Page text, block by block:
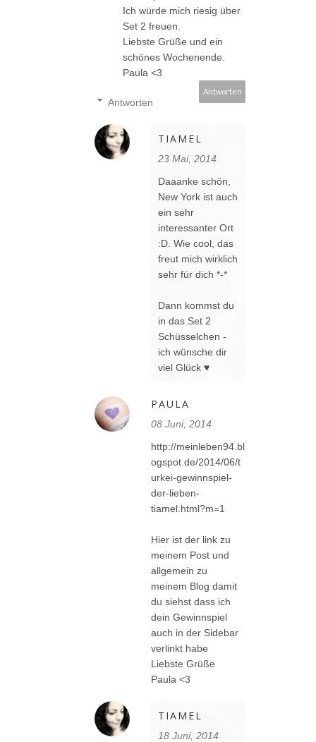
Ich würde mich riesig über
Set 2 freuen.
Liebste Grüße und ein
schönes Wochenende.
Paula <3
Antworten
Antworten
TIAMEL
23 Mai, 2014
Daaanke schön,
New York ist auch
ein sehr
interessanter Ort
:D. Wie cool, das
freut mich wirklich
sehr für dich *-*
Dann kommst du
in das Set 2
Schüsselchen -
ich wünsche dir
viel Glück ♥
PAULA
08 Juni, 2014
http://meinleben94.bl
ogspot.de/2014/06/t
urkei-gewinnspiel-
der-lieben-
tiamel.html?m=1
Hier ist der link zu
meinem Post und
allgemein zu
meinem Blog damit
du siehst dass ich
dein Gewinnspiel
auch in der Sidebar
verlinkt habe
Liebste Grüße
Paula <3
TIAMEL
18 Juni, 2014